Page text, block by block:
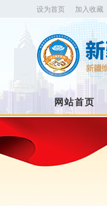
设为首页 加入收藏
网站首页